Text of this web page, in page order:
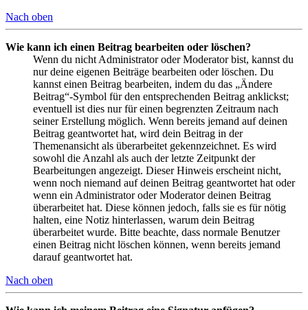
Nach oben
Wie kann ich einen Beitrag bearbeiten oder löschen?
Wenn du nicht Administrator oder Moderator bist, kannst du
nur deine eigenen Beiträge bearbeiten oder löschen. Du
kannst einen Beitrag bearbeiten, indem du das „Ändere
Beitrag“-Symbol für den entsprechenden Beitrag anklickst;
eventuell ist dies nur für einen begrenzten Zeitraum nach
seiner Erstellung möglich. Wenn bereits jemand auf deinen
Beitrag geantwortet hat, wird dein Beitrag in der
Themenansicht als überarbeitet gekennzeichnet. Es wird
sowohl die Anzahl als auch der letzte Zeitpunkt der
Bearbeitungen angezeigt. Dieser Hinweis erscheint nicht,
wenn noch niemand auf deinen Beitrag geantwortet hat oder
wenn ein Administrator oder Moderator deinen Beitrag
überarbeitet hat. Diese können jedoch, falls sie es für nötig
halten, eine Notiz hinterlassen, warum dein Beitrag
überarbeitet wurde. Bitte beachte, dass normale Benutzer
einen Beitrag nicht löschen können, wenn bereits jemand
darauf geantwortet hat.
Nach oben